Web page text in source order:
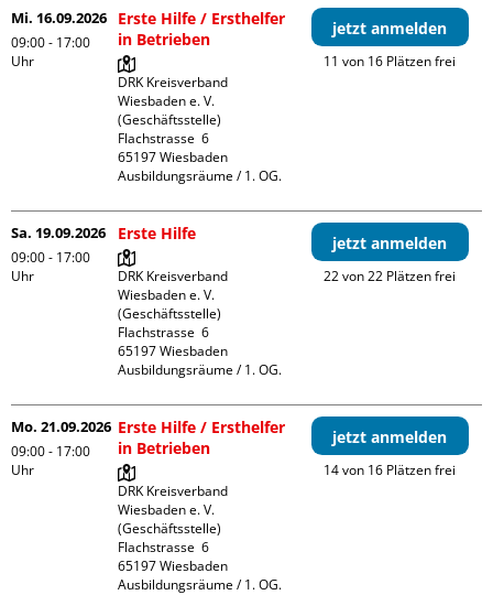
Mi. 16.09.2026
09:00 - 17:00
Uhr
Erste Hilfe / Ersthelfer
in Betrieben
DRK Kreisverband
Wiesbaden e. V.
(Geschäftsstelle)
Flachstrasse  6
65197 Wiesbaden
Ausbildungsräume / 1. OG.
jetzt anmelden
11 von 16 Plätzen frei
Sa. 19.09.2026
09:00 - 17:00
Uhr
Erste Hilfe
DRK Kreisverband
Wiesbaden e. V.
(Geschäftsstelle)
Flachstrasse  6
65197 Wiesbaden
Ausbildungsräume / 1. OG.
jetzt anmelden
22 von 22 Plätzen frei
Mo. 21.09.2026
09:00 - 17:00
Uhr
Erste Hilfe / Ersthelfer
in Betrieben
DRK Kreisverband
Wiesbaden e. V.
(Geschäftsstelle)
Flachstrasse  6
65197 Wiesbaden
Ausbildungsräume / 1. OG.
jetzt anmelden
14 von 16 Plätzen frei